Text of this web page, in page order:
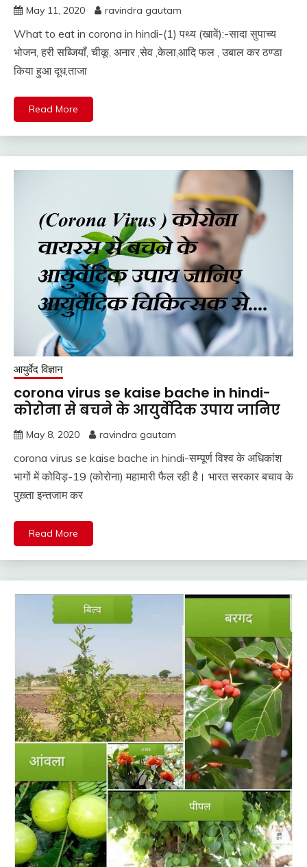
May 11, 2020 ravindra gautam
What to eat in corona in hindi-(1) पथ्य (खावें):-सादा सुपाच्य
भोजन, हरी सब्जियाँ, चीकू, अनार ,सेव ,केला,आदि फल , उबाल कर ठण्डा
किया हुआ दूध,ताजा
Read More
आयुर्वेद विज्ञान
corona virus se kaise bache in hindi-
कोरोना से बचने के आयुर्वेदिक उपाय जानिए
May 8, 2020 ravindra gautam
corona virus se kaise bache in hindi-सम्पूर्ण विश्व के अधिकांश
भागों में कोविड़-19 (कोरोना) महामारी फैल रही है। भारत सरकार बचाव के
पुख़्ता इन्तजाम कर
Read More